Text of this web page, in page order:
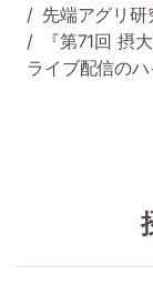
先端アグリ研
『第71回 摂
ライブ配信の